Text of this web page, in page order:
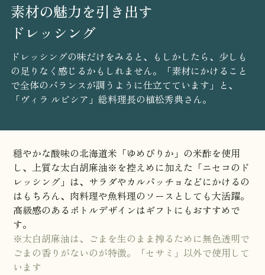
素材の魅力を引き出す
ドレッシング
ドレッシングの味だけをみると、もしかしたら、少しも
の足りなく感じるかもしれません。「素材にかけること
で全体のバランスが調うように仕立てています」と、
「ヴィラ ルピシア」総料理長の植松秀典さん。
穏やかな酸味の北海道米「ゆめぴりか」の米酢を使用
し、上質な太白胡麻油※を控えめに加えた「ニセコのド
レッシング」は、サラダやカルパッチョなどにかけるの
はもちろん、肉料理や魚料理のソースとしても大活躍。
高級感のあるボトルデザインはギフトにもおすすめで
す。
※太白胡麻油は、ごまを生のまま搾るために無色透明で
ごまの香りがないのが特徴。「セサミ」以外で使用して
います